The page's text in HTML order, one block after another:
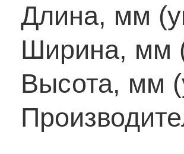
Длина, мм
Ширина, мм
Высота, мм